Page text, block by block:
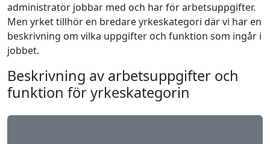
administratör jobbar med och har för arbetsuppgifter.
Men yrket tillhör en bredare yrkeskategori där vi har en
beskrivning om vilka uppgifter och funktion som ingår i
jobbet.
Beskrivning av arbetsuppgifter och
funktion för yrkeskategorin